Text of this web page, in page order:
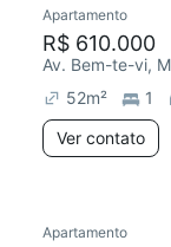
Redecorar
Apartamento
R$ 610.000
Av. Bem-te-vi,
52m² 1
Ver contato
Apartamento